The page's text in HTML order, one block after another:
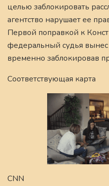
целью заблокировать
агентство нарушает ее
Первой поправкой к
федеральный судья
временно заблокировав
Соответствующая карта
CNN